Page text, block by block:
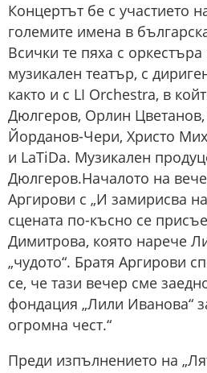
Концертът бе с участието
големите имена в
Всички те пяха с
музикален театър, с
както и с LI Orchestra, в
Дюлгеров, Орлин
Йорданов-Чери, Христо
и LaTiDa. Музикален
Дюлгеров.Началото на
Аргирови с „И замирисва
сцената по-късно се
Димитрова, която нарече
„чудото“. Братя Аргирови
се, че тази вечер сме
фондация „Лили Иванова“
огромна чест.“
Преди изпълнението на